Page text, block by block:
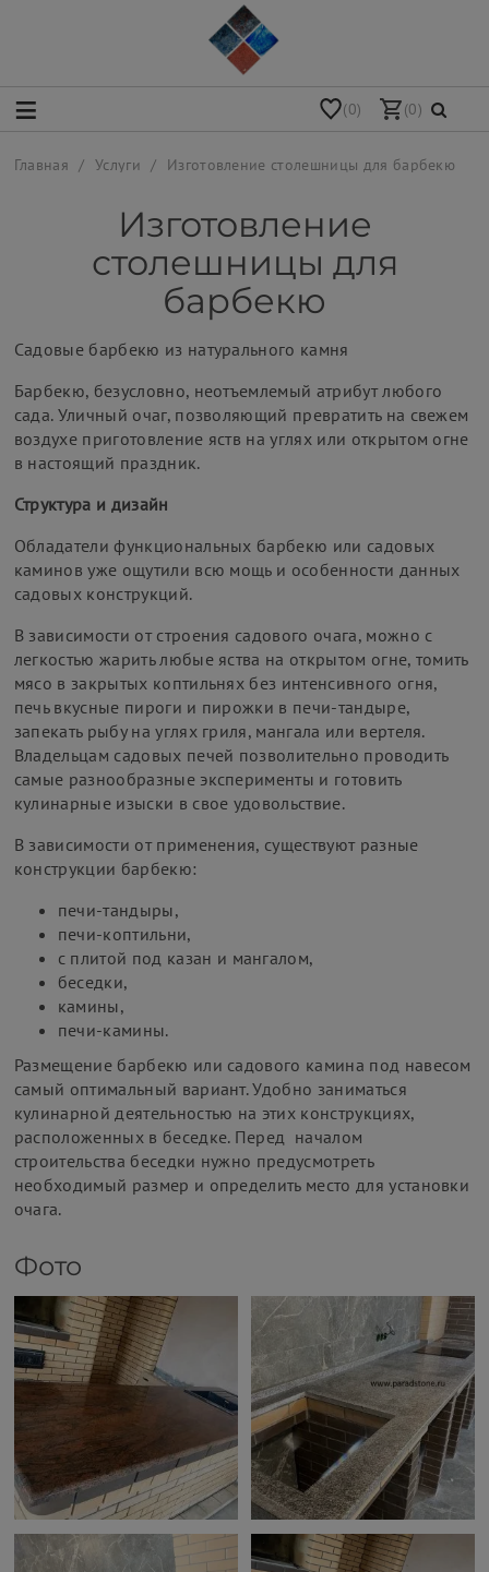
(0) (0)
Главная Услуги Изготовление столешницы для барбекю
Изготовление
столешницы для
барбекю
Садовые барбекю из натурального камня
Барбекю, безусловно, неотъемлемый атрибут любого
сада. Уличный очаг, позволяющий превратить на свежем
воздухе приготовление яств на углях или открытом огне
в настоящий праздник.
Структура и дизайн
Обладатели функциональных барбекю или садовых
каминов уже ощутили всю мощь и особенности данных
садовых конструкций.
В зависимости от строения садового очага, можно с
легкостью жарить любые яства на открытом огне, томить
мясо в закрытых коптильнях без интенсивного огня,
печь вкусные пироги и пирожки в печи-тандыре,
запекать рыбу на углях гриля, мангала или вертеля.
Владельцам садовых печей позволительно проводить
самые разнообразные эксперименты и готовить
кулинарные изыски в свое удовольствие.
В зависимости от применения, существуют разные
конструкции барбекю:
печи-тандыры,
печи-коптильни,
с плитой под казан и мангалом,
беседки,
камины,
печи-камины.
Размещение барбекю или садового камина под навесом
самый оптимальный вариант. Удобно заниматься
кулинарной деятельностью на этих конструкциях,
расположенных в беседке. Перед началом
строительства беседки нужно предусмотреть
необходимый размер и определить место для установки
очага.
Фото